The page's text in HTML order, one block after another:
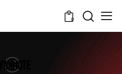
0
SYMBIOTE